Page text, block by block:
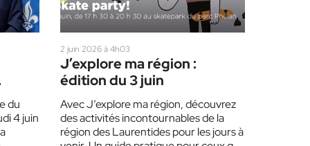
du
4 juin
2 juin 2026 à 4h03
J’explore ma région :
édition du 3 juin
Avec J’explore ma région, découvrez
des activités incontournables de la
région des Laurentides pour les jours à